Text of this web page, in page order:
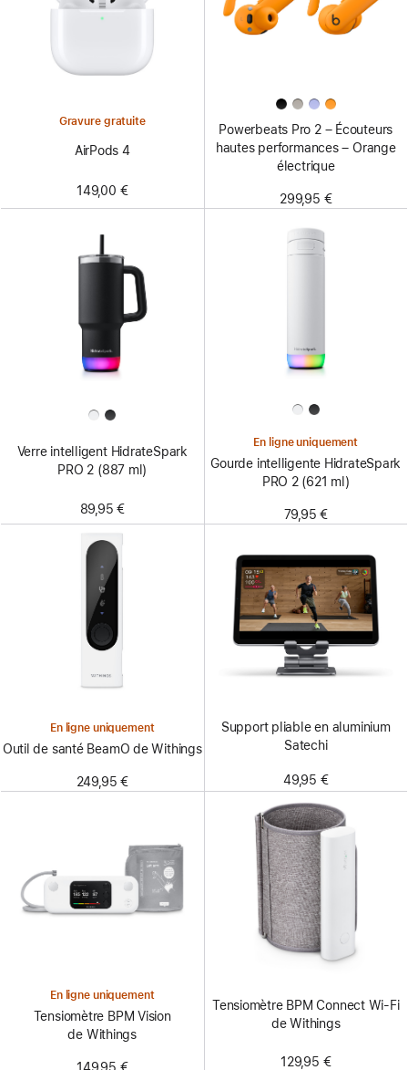
Gravure gratuite
AirPods 4
149,00 €
Powerbeats Pro 2 – Écouteurs
hautes performances – Orange
électrique
299,95 €
Verre intelligent HidrateSpark
PRO 2 (887 ml)
89,95 €
En ligne uniquement
Gourde intelligente HidrateSpark
PRO 2 (621 ml)
79,95 €
En ligne uniquement
Outil de santé BeamO de Withings
249,95 €
Support pliable en aluminium
Satechi
49,95 €
En ligne uniquement
Tensiomètre BPM Vision
de Withings
Tensiomètre BPM Connect Wi-Fi
de Withings
129,95 €